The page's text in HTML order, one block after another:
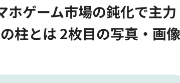
ホゲーム市場の鈍化で主力
柱とは 2枚目の写真・画像